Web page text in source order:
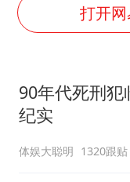
打开
90年代死刑犯
纪实
体娱大聪明 1320跟贴